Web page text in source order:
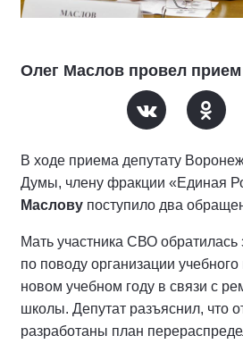
Олег Маслов провел прием
В ходе приема депутату
Думы, члену фракции «Единая
Маслову поступило два
Мать участника СВО обратилась
по поводу организации
новом учебном году в связи с
школы. Депутат разъяснил, что
разработаны план